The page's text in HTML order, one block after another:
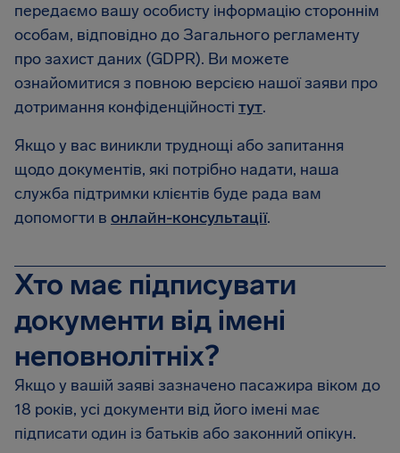
передаємо вашу особисту інформацію стороннім
особам, відповідно до Загального регламенту
про захист даних (GDPR). Ви можете
ознайомитися з повною версією нашої заяви про
дотримання конфіденційності тут.
Якщо у вас виникли труднощі або запитання
щодо документів, які потрібно надати, наша
служба підтримки клієнтів буде рада вам
допомогти в онлайн-консультації.
Хто має підписувати
документи від імені
неповнолітніх?
Якщо у вашій заяві зазначено пасажира віком до
18 років, усі документи від його імені має
підписати один із батьків або законний опікун.